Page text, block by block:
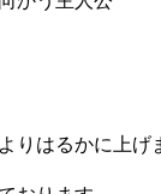
りはるかに上げ